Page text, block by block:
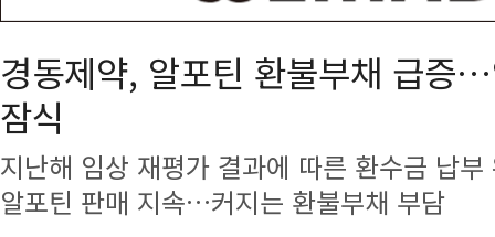
경동제약, 알포틴 환불부채 급증
잠식
지난해 임상 재평가 결과에 따른 환수금 납부
알포틴 판매 지속…커지는 환불부채 부담